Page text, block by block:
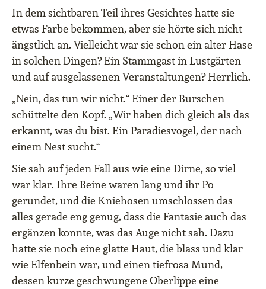
In dem sichtbaren Teil ihres Gesichtes hatte sie
etwas Farbe bekommen, aber sie hörte sich nicht
ängstlich an. Vielleicht war sie schon ein alter Hase
in solchen Dingen? Ein Stammgast in Lustgärten
und auf ausgelassenen Veranstaltungen? Herrlich.
„Nein, das tun wir nicht.“ Einer der Burschen
schüttelte den Kopf. „Wir haben dich gleich als das
erkannt, was du bist. Ein Paradiesvogel, der nach
einem Nest sucht.“
Sie sah auf jeden Fall aus wie eine Dirne, so viel
war klar. Ihre Beine waren lang und ihr Po
gerundet, und die Kniehosen umschlossen das
alles gerade eng genug, dass die Fantasie auch das
ergänzen konnte, was das Auge nicht sah. Dazu
hatte sie noch eine glatte Haut, die blass und klar
wie Elfenbein war, und einen tiefrosa Mund,
dessen kurze geschwungene Oberlippe eine